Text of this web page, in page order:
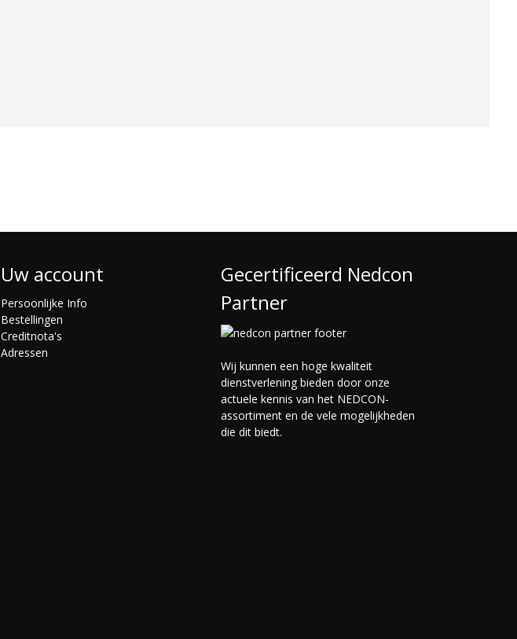
Uw account
Persoonlijke Info
Bestellingen
Creditnota's
Adressen
Gecertificeerd Nedcon
Partner
Wij kunnen een hoge kwaliteit
dienstverlening bieden door onze
actuele kennis van het NEDCON-
assortiment en de vele mogelijkheden
die dit biedt.